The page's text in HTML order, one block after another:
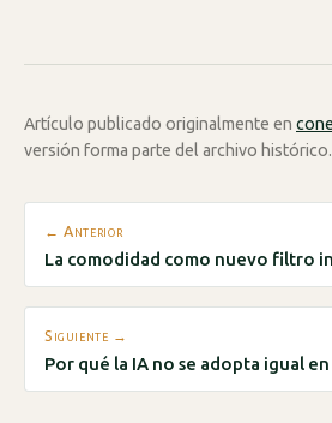
Artículo publicado originalmente en
versión forma parte del archivo histórico.
← Anterior
La comodidad como nuevo filtro
Siguiente →
Por qué la IA no se adopta igual